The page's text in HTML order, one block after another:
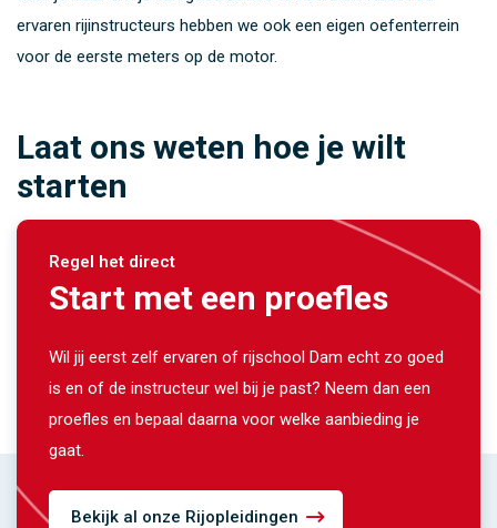
ervaren rijinstructeurs hebben we ook een eigen oefenterrein
voor de eerste meters op de motor.
Laat ons weten hoe je wilt
starten
Regel het direct
Start met een proefles
Wil jij eerst zelf ervaren of rijschool Dam echt zo goed
is en of de instructeur wel bij je past? Neem dan een
proefles en bepaal daarna voor welke aanbieding je
gaat.
Bekijk al onze Rijopleidingen